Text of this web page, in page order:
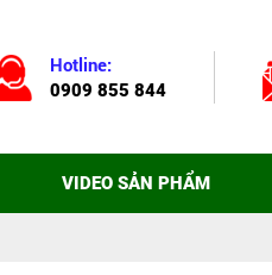
Hotline:
0909 855 844
VIDEO SẢN PHẨM